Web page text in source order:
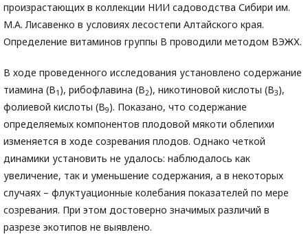
произрастающих в коллекции НИИ садоводства Сибири им.
М.А. Лисавенко в условиях лесостепи Алтайского края.
Определение витаминов группы B проводили методом ВЭЖХ.
В ходе проведенного исследования установлено содержание
тиамина (В1 ), рибофлавина (В2), никотиновой кислоты (В3),
фолиевой кислоты (В9). Показано, что содержание
определяемых компонентов плодовой мякоти облепихи
изменяется в ходе созревания плодов. Однако четкой
динамики установить не удалось: наблюдалось как
увеличение, так и уменьшение содержания, а в некоторых
случаях – флуктуационные колебания показателей по мере
созревания. При этом достоверно значимых различий в
разрезе экотипов не выявлено.